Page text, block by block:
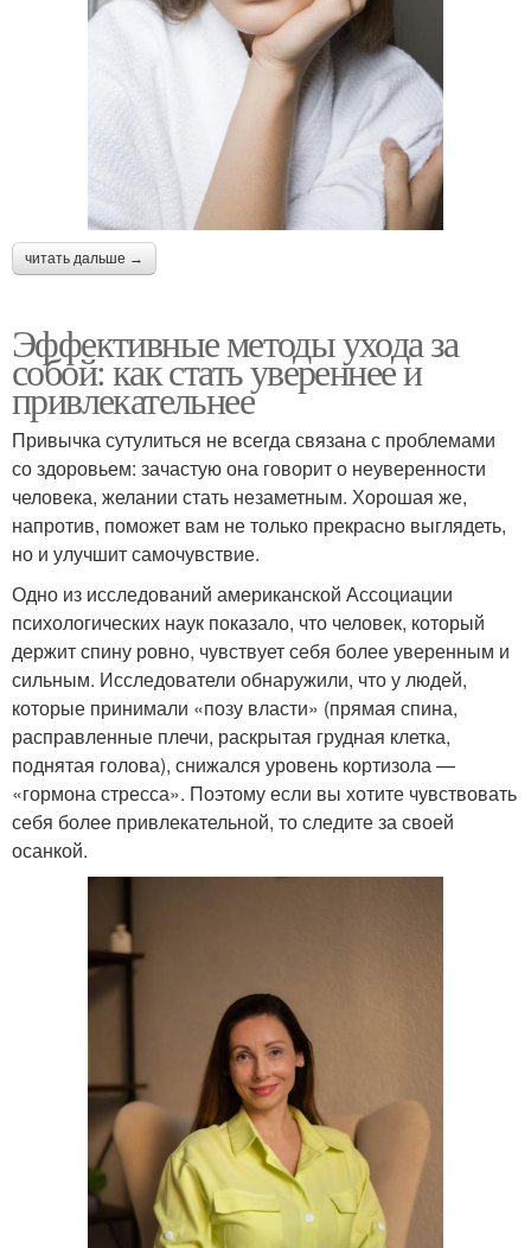
читать дальше →
Эффективные методы ухода за
собой: как стать увереннее и
привлекательнее
Привычка сутулиться не всегда связана с проблемами
со здоровьем: зачастую она говорит о неуверенности
человека, желании стать незаметным. Хорошая же,
напротив, поможет вам не только прекрасно выглядеть,
но и улучшит самочувствие.
Одно из исследований американской Ассоциации
психологических наук показало, что человек, который
держит спину ровно, чувствует себя более уверенным и
сильным. Исследователи обнаружили, что у людей,
которые принимали «позу власти» (прямая спина,
расправленные плечи, раскрытая грудная клетка,
поднятая голова), снижался уровень кортизола —
«гормона стресса». Поэтому если вы хотите чувствовать
себя более привлекательной, то следите за своей
осанкой.